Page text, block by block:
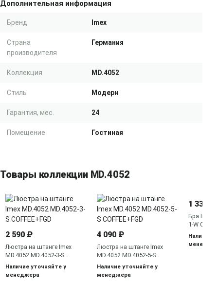
Дополнительная информация
Бренд Imex
Страна
производителя
Германия
Коллекция MD.4052
Стиль Модерн
Гарантия, мес. 24
Помещение Гостиная
Товары коллекции MD.4052
2 590 ₽
Люстра на штанге Imex
MD.4052 MD.4052-3-S
COFFEE+FGD
Наличие уточняйте у
менеджера
4 090 ₽
Люстра на штанге Imex
MD.4052 MD.4052-5-S
COFFEE+FGD
Наличие уточняйте у
менеджера
1 330 ₽
Бра Imex
1-W
Наличие